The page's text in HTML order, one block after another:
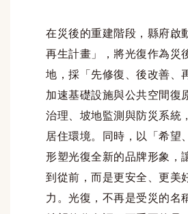
在災後的重建階段，縣府啟
再生計畫」，將光復作為災
地，採「先修復、後改善、
加速基礎設施與公共空間復
治理、坡地監測與防災系統
居住環境。同時，以「希望
形塑光復全新的品牌形象，
到從前，而是更安全、更美
力。光復，不再是受災的名